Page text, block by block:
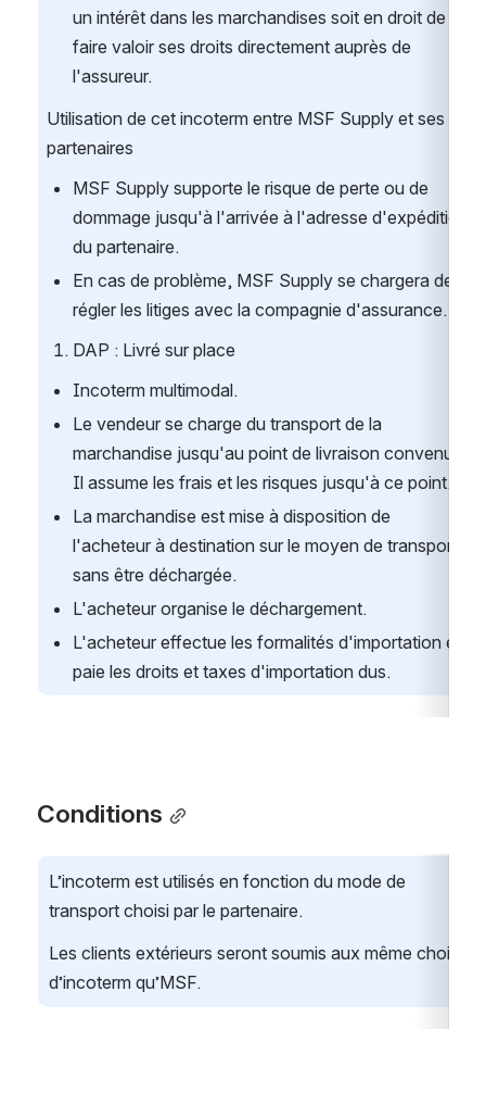
un intérêt dans les marchandises soit en droit de
faire valoir ses droits directement auprès de
l'assureur.
Utilisation de cet incoterm entre MSF Supply et ses
partenaires
MSF Supply supporte le risque de perte ou de
dommage jusqu'à l'arrivée à l'adresse d'expédition
du partenaire.
En cas de problème, MSF Supply se chargera de
régler les litiges avec la compagnie d'assurance.
DAP : Livré sur place
Incoterm multimodal.
Le vendeur se charge du transport de la
marchandise jusqu'au point de livraison convenu.
Il assume les frais et les risques jusqu'à ce point.
La marchandise est mise à disposition de
l'acheteur à destination sur le moyen de transport,
sans être déchargée.
L'acheteur organise le déchargement.
L'acheteur effectue les formalités d'importation et
paie les droits et taxes d'importation dus.
Conditions
L’incoterm est utilisés en fonction du mode de
transport choisi par le partenaire.
Les clients extérieurs seront soumis aux même choix
d’incoterm qu’MSF.